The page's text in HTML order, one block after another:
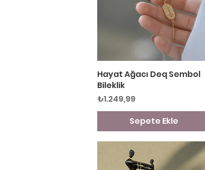
Hızlı Bakış
Hayat Ağacı Deq Sembol
Bileklik
Fiyat
₺1.249,99
Sepete Ekle